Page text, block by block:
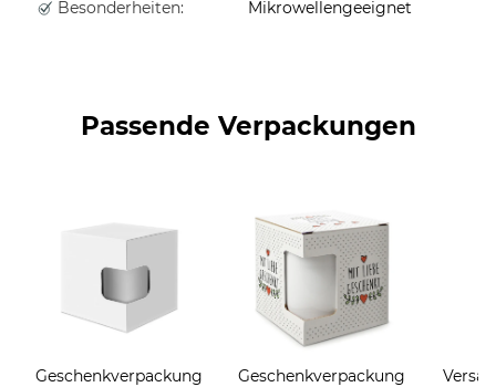
Besonderheiten: Mikrowellengeeignet
Passende Verpackungen
Geschenkverpackung
Geschenkverpackung